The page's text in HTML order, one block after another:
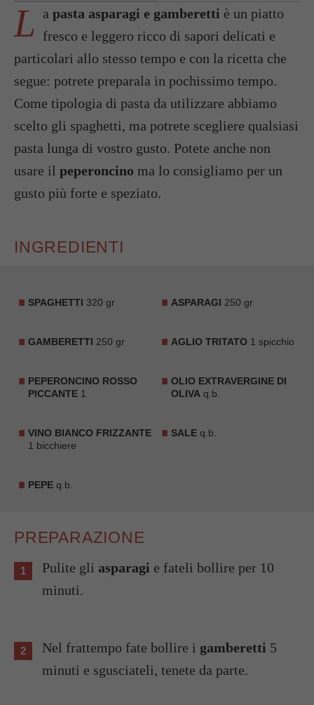
L a pasta asparagi e gamberetti è un piatto
fresco e leggero ricco di sapori delicati e
particolari allo stesso tempo e con la ricetta che
segue: potrete preparala in pochissimo tempo.
Come tipologia di pasta da utilizzare abbiamo
scelto gli spaghetti, ma potrete scegliere qualsiasi
pasta lunga di vostro gusto. Potete anche non
usare il peperoncino ma lo consigliamo per un
gusto più forte e speziato.
INGREDIENTI
SPAGHETTI 320 gr ASPARAGI 250 gr
GAMBERETTI 250 gr AGLIO TRITATO 1 spicchio
PEPERONCINO ROSSO
PICCANTE 1
OLIO EXTRAVERGINE DI
OLIVA q.b.
VINO BIANCO FRIZZANTE
1 bicchiere
SALE q.b.
PEPE q.b.
PREPARAZIONE
Pulite gli asparagi e fateli bollire per 10
minuti.
Nel frattempo fate bollire i gamberetti 5
minuti e sgusciateli, tenete da parte.